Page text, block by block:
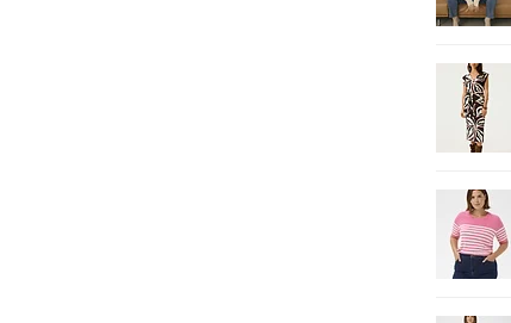
€5,00 korting op je